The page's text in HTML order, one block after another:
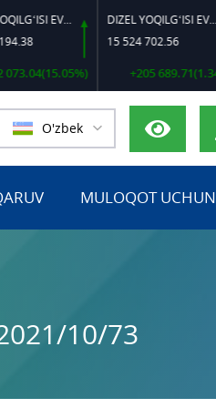
DIZEL YOQILG‘ISI EVRO L-K-4
DIZEL YOQILG‘ISI EVRO-L II K-4 SSDF
15 524 702.56
+205 689.71(1.34%)
O'zbek
MULOQOT UCHUN
10/73